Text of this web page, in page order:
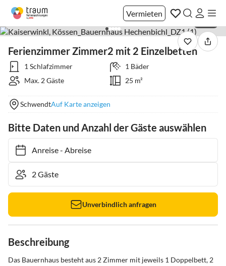
Vermieten
Ferienzimmer Zimmer2 mit 2 Einzelbetten
1 Schlafzimmer
1 Bäder
Max. 2 Gäste
25 m²
SchwendtAuf Karte anzeigen
Bitte Daten und Anzahl der Gäste auswählen
Anreise- Abreise
Unverbindlich anfragen
Beschreibung
Das Bauernhaus besteht aus 2 Zimmer mit jeweils 1 Doppelbett, 2